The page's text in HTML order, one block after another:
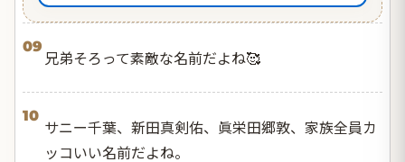
09
兄弟そろって素敵な名前だよね🥰
10
サニー千葉、新田真剣佑、眞栄田郷敦、家族全員カ
ッコいい名前だよね。